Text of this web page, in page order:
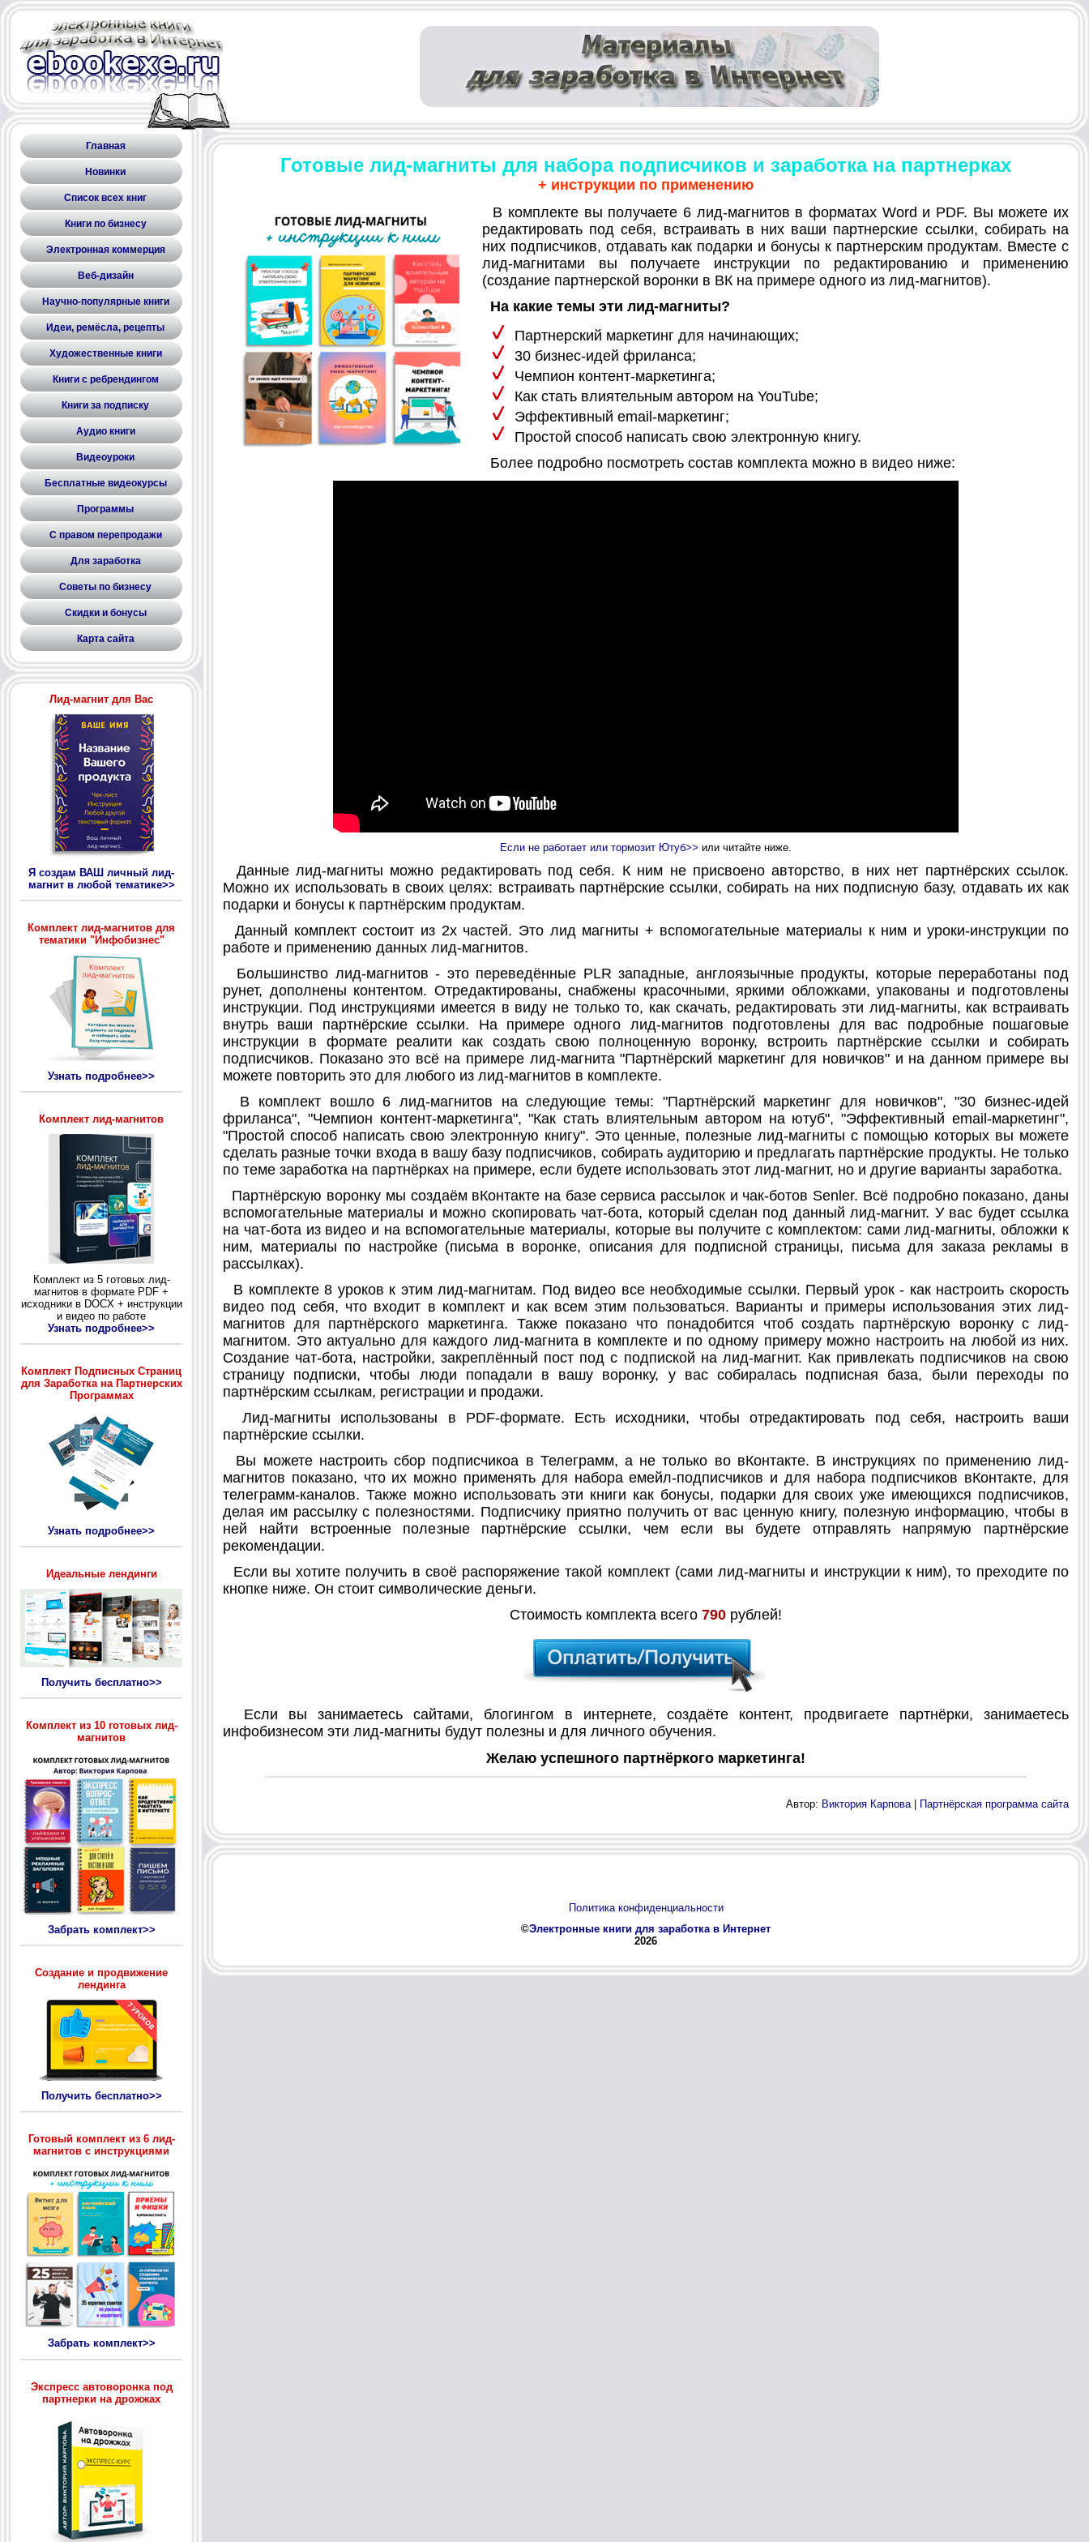
Главная
Новинки
Список всех книг
Книги по бизнесу
Электронная коммерция
Веб-дизайн
Научно-популярные книги
Идеи, ремёсла, рецепты
Художественные книги
Книги с ребрендингом
Книги за подписку
Аудио книги
Видеоуроки
Бесплатные видеокурсы
Программы
С правом перепродажи
Для заработка
Советы по бизнесу
Скидки и бонусы
Карта сайта
Лид-магнит для Вас
Я создам ВАШ личный лид-
магнит в любой тематике>>
Комплект лид-магнитов для
тематики "Инфобизнес"
Узнать подробнее>>
Комплект лид-магнитов
Комплект из 5 готовых лид-
магнитов в формате PDF +
исходники в DOCX + инструкции
и видео по работе
Узнать подробнее>>
Комплект Подписных Страниц
для Заработка на Партнерских
Программах
Узнать подробнее>>
Идеальные лендинги
Получить бесплатно>>
Комплект из 10 готовых лид-
магнитов
Забрать комплект>>
Создание и продвижение
лендинга
Получить бесплатно>>
Готовый комплект из 6 лид-
магнитов с инструкциями
Забрать комплект>>
Экспресс автоворонка под
партнерки на дрожжах
Готовые лид-магниты для набора подписчиков и заработка на партнерках
+ инструкции по применению
В комплекте вы получаете 6 лид-магнитов в форматах Word и PDF. Вы можете их
редактировать под себя, встраивать в них ваши партнерские ссылки, собирать на
них подписчиков, отдавать как подарки и бонусы к партнерским продуктам. Вместе с
лид-магнитами вы получаете инструкции по редактированию и применению
(создание партнерской воронки в ВК на примере одного из лид-магнитов).
На какие темы эти лид-магниты?
Партнерский маркетинг для начинающих;
30 бизнес-идей фриланса;
Чемпион контент-маркетинга;
Как стать влиятельным автором на YouTube;
Эффективный email-маркетинг;
Простой способ написать свою электронную книгу.
Более подробно посмотреть состав комплекта можно в видео ниже:
Если не работает или тормозит Ютуб>> или читайте ниже.
Данные лид-магниты можно редактировать под себя. К ним не присвоено авторство, в них нет партнёрских ссылок.
Можно их использовать в своих целях: встраивать партнёрские ссылки, собирать на них подписную базу, отдавать их как
подарки и бонусы к партнёрским продуктам.
Данный комплект состоит из 2х частей. Это лид магниты + вспомогательные материалы к ним и уроки-инструкции по
работе и применению данных лид-магнитов.
Большинство лид-магнитов - это переведённые PLR западные, англоязычные продукты, которые переработаны под
рунет, дополнены контентом. Отредактированы, снабжены красочными, яркими обложками, упакованы и подготовлены
инструкции. Под инструкциями имеется в виду не только то, как скачать, редактировать эти лид-магниты, как встраивать
внутрь ваши партнёрские ссылки. На примере одного лид-магнитов подготовлены для вас подробные пошаговые
инструкции в формате реалити как создать свою полноценную воронку, встроить партнёрские ссылки и собирать
подписчиков. Показано это всё на примере лид-магнита "Партнёрский маркетинг для новичков" и на данном примере вы
можете повторить это для любого из лид-магнитов в комплекте.
В комплект вошло 6 лид-магнитов на следующие темы: "Партнёрский маркетинг для новичков", "30 бизнес-идей
фриланса", "Чемпион контент-маркетинга", "Как стать влиятельным автором на ютуб", "Эффективный email-маркетинг",
"Простой способ написать свою электронную книгу". Это ценные, полезные лид-магниты с помощью которых вы можете
сделать разные точки входа в вашу базу подписчиков, собирать аудиторию и предлагать партнёрские продукты. Не только
по теме заработка на партнёрках на примере, если будете использовать этот лид-магнит, но и другие варианты заработка.
Партнёрскую воронку мы создаём вКонтакте на базе сервиса рассылок и чак-ботов Senler. Всё подробно показано, даны
вспомогательные материалы и можно скопировать чат-бота, который сделан под данный лид-магнит. У вас будет ссылка
на чат-бота из видео и на вспомогательные материалы, которые вы получите с комплектом: сами лид-магниты, обложки к
ним, материалы по настройке (письма в воронке, описания для подписной страницы, письма для заказа рекламы в
рассылках).
В комплекте 8 уроков к этим лид-магнитам. Под видео все необходимые ссылки. Первый урок - как настроить скорость
видео под себя, что входит в комплект и как всем этим пользоваться. Варианты и примеры использования этих лид-
магнитов для партнёрского маркетинга. Также показано что понадобится чтоб создать партнёрскую воронку с лид-
магнитом. Это актуально для каждого лид-магнита в комплекте и по одному примеру можно настроить на любой из них.
Создание чат-бота, настройки, закреплённый пост под с подпиской на лид-магнит. Как привлекать подписчиков на свою
страницу подписки, чтобы люди попадали в вашу воронку, у вас собиралась подписная база, были переходы по
партнёрским ссылкам, регистрации и продажи.
Лид-магниты использованы в PDF-формате. Есть исходники, чтобы отредактировать под себя, настроить ваши
партнёрские ссылки.
Вы можете настроить сбор подписчикоа в Телеграмм, а не только во вКонтакте. В инструкциях по применению лид-
магнитов показано, что их можно применять для набора емейл-подписчиков и для набора подписчиков вКонтакте, для
телеграмм-каналов. Также можно использовать эти книги как бонусы, подарки для своих уже имеющихся подписчиков,
делая им рассылку с полезностями. Подписчику приятно получить от вас ценную книгу, полезную информацию, чтобы в
ней найти встроенные полезные партнёрские ссылки, чем если вы будете отправлять напрямую партнёрские
рекомендации.
Если вы хотите получить в своё распоряжение такой комплект (сами лид-магниты и инструкции к ним), то преходите по
кнопке ниже. Он стоит символические деньги.
Стоимость комплекта всего 790 рублей!
Если вы занимаетесь сайтами, блогингом в интернете, создаёте контент, продвигаете партнёрки, занимаетесь
инфобизнесом эти лид-магниты будут полезны и для личного обучения.
Желаю успешного партнёркого маркетинга!
Автор: Виктория Карпова | Партнёрская программа сайта
Политика конфиденциальности
©Электронные книги для заработка в Интернет
2026